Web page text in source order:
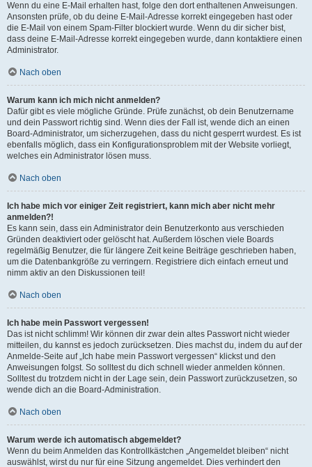
Wenn du eine E-Mail erhalten hast, folge den dort enthaltenen Anweisungen.
Ansonsten prüfe, ob du deine E-Mail-Adresse korrekt eingegeben hast oder
die E-Mail von einem Spam-Filter blockiert wurde. Wenn du dir sicher bist,
dass deine E-Mail-Adresse korrekt eingegeben wurde, dann kontaktiere einen
Administrator.
Nach oben
Warum kann ich mich nicht anmelden?
Dafür gibt es viele mögliche Gründe. Prüfe zunächst, ob dein Benutzername
und dein Passwort richtig sind. Wenn dies der Fall ist, wende dich an einen
Board-Administrator, um sicherzugehen, dass du nicht gesperrt wurdest. Es ist
ebenfalls möglich, dass ein Konfigurationsproblem mit der Website vorliegt,
welches ein Administrator lösen muss.
Nach oben
Ich habe mich vor einiger Zeit registriert, kann mich aber nicht mehr
anmelden?!
Es kann sein, dass ein Administrator dein Benutzerkonto aus verschieden
Gründen deaktiviert oder gelöscht hat. Außerdem löschen viele Boards
regelmäßig Benutzer, die für längere Zeit keine Beiträge geschrieben haben,
um die Datenbankgröße zu verringern. Registriere dich einfach erneut und
nimm aktiv an den Diskussionen teil!
Nach oben
Ich habe mein Passwort vergessen!
Das ist nicht schlimm! Wir können dir zwar dein altes Passwort nicht wieder
mitteilen, du kannst es jedoch zurücksetzen. Dies machst du, indem du auf der
Anmelde-Seite auf „Ich habe mein Passwort vergessen“ klickst und den
Anweisungen folgst. So solltest du dich schnell wieder anmelden können.
Solltest du trotzdem nicht in der Lage sein, dein Passwort zurückzusetzen, so
wende dich an die Board-Administration.
Nach oben
Warum werde ich automatisch abgemeldet?
Wenn du beim Anmelden das Kontrollkästchen „Angemeldet bleiben“ nicht
auswählst, wirst du nur für eine Sitzung angemeldet. Dies verhindert den